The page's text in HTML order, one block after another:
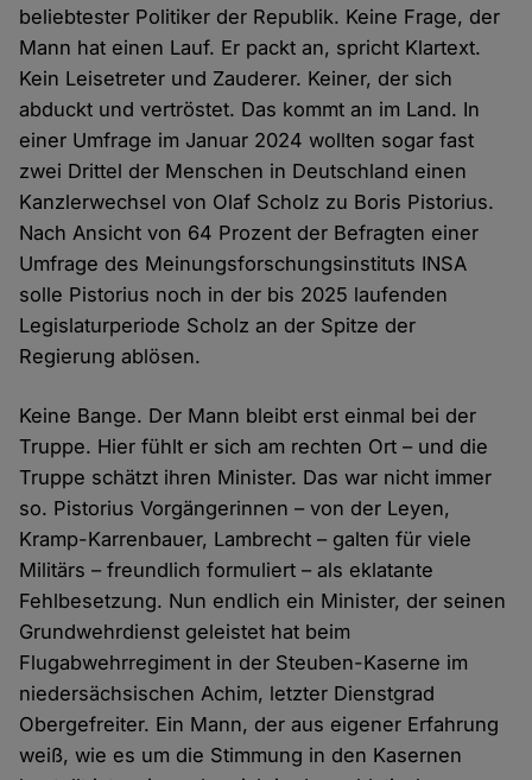
beliebtester Politiker der Republik. Keine Frage, der
Mann hat einen Lauf. Er packt an, spricht Klartext.
Kein Leisetreter und Zauderer. Keiner, der sich
abduckt und vertröstet. Das kommt an im Land. In
einer Umfrage im Januar 2024 wollten sogar fast
zwei Drittel der Menschen in Deutschland einen
Kanzlerwechsel von Olaf Scholz zu Boris Pistorius.
Nach Ansicht von 64 Prozent der Befragten einer
Umfrage des Meinungsforschungsinstituts INSA
solle Pistorius noch in der bis 2025 laufenden
Legislaturperiode Scholz an der Spitze der
Regierung ablösen.
Keine Bange. Der Mann bleibt erst einmal bei der
Truppe. Hier fühlt er sich am rechten Ort – und die
Truppe schätzt ihren Minister. Das war nicht immer
so. Pistorius Vorgängerinnen – von der Leyen,
Kramp-Karrenbauer, Lambrecht – galten für viele
Militärs – freundlich formuliert – als eklatante
Fehlbesetzung. Nun endlich ein Minister, der seinen
Grundwehrdienst geleistet hat beim
Flugabwehrregiment in der Steuben-Kaserne im
niedersächsischen Achim, letzter Dienstgrad
Obergefreiter. Ein Mann, der aus eigener Erfahrung
weiß, wie es um die Stimmung in den Kasernen